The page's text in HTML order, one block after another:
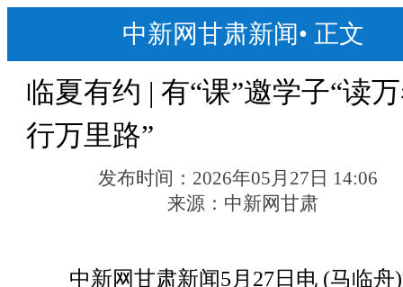
中新网甘肃新闻• 正文
临夏有约 | 有“课”邀学子“读
行万里路”
发布时间： 2026年05月27日 14:06
来源： 中新网甘肃
中新网甘肃新闻5月27日电 (马临舟